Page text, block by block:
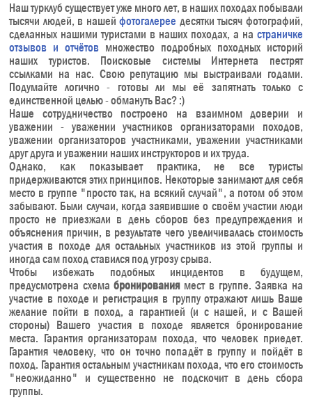
Наш турклуб существует уже много лет, в наших походах побывали
тысячи людей, в нашейфотогалерее десятки тысяч фотографий,
сделанных нашими туристами в наших походах, а на страничке
отзывов и отчётов множество подробных походных историй
наших туристов. Поисковые системы Интернета пестрят
ссылками на нас. Свою репутацию мы выстраивали годами.
Подумайте логично - готовы ли мы её запятнать только с
единственной целью - обмануть Вас? :)
Наше сотрудничество построено на взаимном доверии и
уважении - уважении участников организаторами походов,
уважении организаторов участниками, уважении участниками
друг друга и уважении наших инструкторов и их труда.
Однако, как показывает практика, не все туристы
придерживаются этих принципов. Некоторые занимают для себя
место в группе "просто так, на всякий случай", а потом об этом
забывают. Были случаи, когда заявившие о своём участии люди
просто не приезжали в день сборов без предупреждения и
объяснения причин, в результате чего увеличивалась стоимость
участия в походе для остальных участников из этой группы и
иногда сам поход ставился под угрозу срыва.
Чтобы избежать подобных инцидентов в будущем,
предусмотрена схемабронированиямест в группе. Заявка на
участие в походе и регистрация в группу отражают лишь Ваше
желание пойти в поход, а гарантией (и с нашей, и с Вашей
стороны) Вашего участия в походе является бронирование
места. Гарантия организаторам похода, что человек приедет.
Гарантия человеку, что он точно попадёт в группу и пойдёт в
поход. Гарантия остальным участникам похода, что его стоимость
"неожиданно" и существенно не подскочит в день сбора
группы.